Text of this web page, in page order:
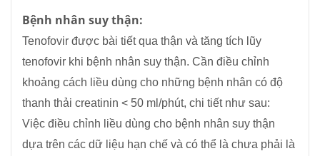
Bệnh nhân suy thận:
Tenofovir được bài tiết qua thận và tăng tích lũy
tenofovir khi bệnh nhân suy thận. Cần điều chỉnh
khoảng cách liều dùng cho những bệnh nhân có độ
thanh thải creatinin < 50 ml/phút, chi tiết như sau:
Việc điều chỉnh liều dùng cho bệnh nhân suy thận
dựa trên các dữ liệu hạn chế và có thể là chưa phải là